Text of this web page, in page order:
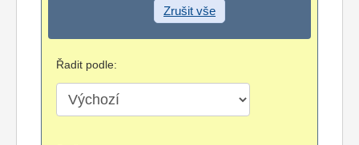
Zrušit vše
Řadit podle: